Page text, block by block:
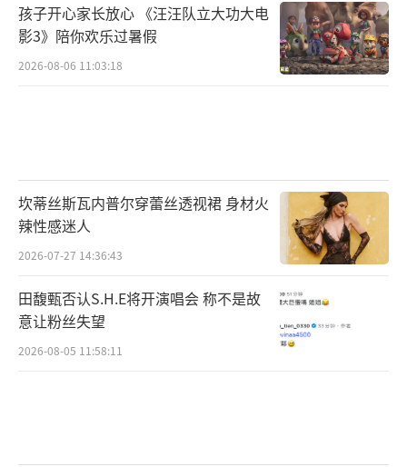
孩子开心家长放心 《汪汪队立大功大电
影3》陪你欢乐过暑假
2026-08-06 11:03:18
坎蒂丝斯瓦内普尔穿蕾丝透视裙 身材火
辣性感迷人
2026-07-27 14:36:43
田馥甄否认S.H.E将开演唱会 称不是故
意让粉丝失望
2026-08-05 11:58:11